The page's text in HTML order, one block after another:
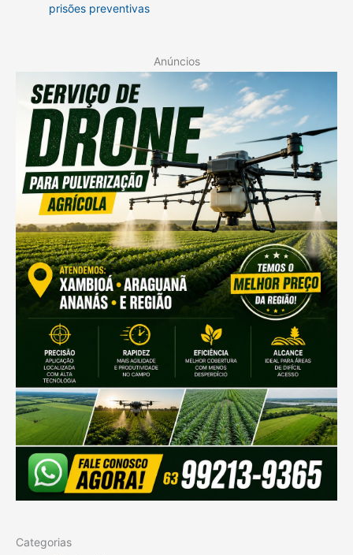
prisões preventivas
Anúncios
Categorias